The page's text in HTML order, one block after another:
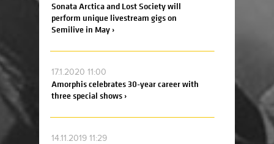
Sonata Arctica and Lost Society will
perform unique livestream gigs on
Semilive in May ›
17.1.2020 11:00
Amorphis celebrates 30-year career with
three special shows ›
14.11.2019 11:29